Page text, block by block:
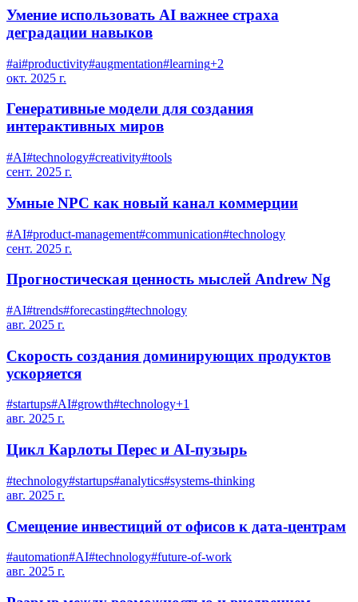
Умение использовать AI важнее страха
деградации навыков
#ai#productivity#augmentation#learning+2
окт. 2025 г.
Генеративные модели для создания
интерактивных миров
#AI#technology#creativity#tools
сент. 2025 г.
Умные NPC как новый канал коммерции
#AI#product-management#communication#technology
сент. 2025 г.
Прогностическая ценность мыслей Andrew Ng
#AI#trends#forecasting#technology
авг. 2025 г.
Скорость создания доминирующих продуктов
ускоряется
#startups#AI#growth#technology+1
авг. 2025 г.
Цикл Карлоты Перес и AI-пузырь
#technology#startups#analytics#systems-thinking
авг. 2025 г.
Смещение инвестиций от офисов к дата-центрам
#automation#AI#technology#future-of-work
авг. 2025 г.